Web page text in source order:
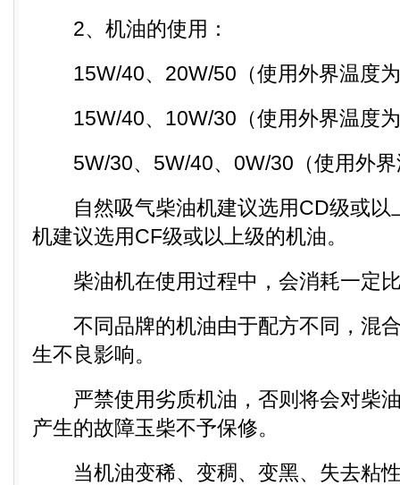
2、机油的使用：
15W/40、20W/50（使用外界温度
15W/40、10W/30（使用外界温度
5W/30、5W/40、0W/30（使用外界
自然吸气柴油机建议选用CD级或以
机建议选用CF级或以上级的机油。
柴油机在使用过程中，会消耗一定
不同品牌的机油由于配方不同，混合
生不良影响。
严禁使用劣质机油，否则将会对柴油
产生的故障玉柴不予保修。
当机油变稀、变稠、变黑、失去粘性